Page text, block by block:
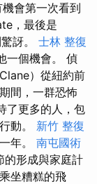
會第一次看到
，最後是
訝。 士林 整復
一個機會。 偵
）從紐約前
間，一群恐怖
了更多的人，包
動。 新竹 整復
年。 南屯國術
的形成與家庭計
坐糟糕的飛